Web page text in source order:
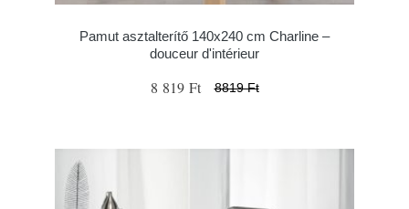
Pamut asztalterítő 140x240 cm Charline –
douceur d'intérieur
8 819 Ft 8819 Ft